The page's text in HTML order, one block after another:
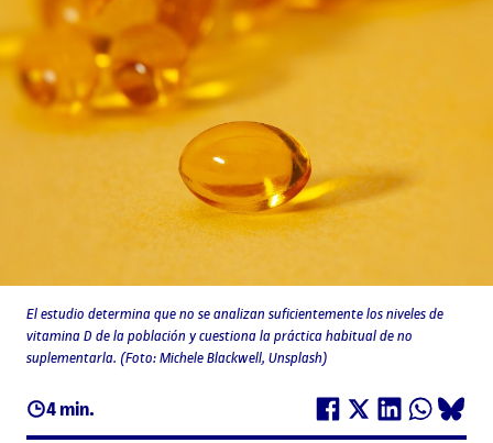
4 min.
El estudio determina que no se analizan suficientemente los niveles de
vitamina D de la población y cuestiona la práctica habitual de no
suplementarla. (Foto: Michele Blackwell, Unsplash)